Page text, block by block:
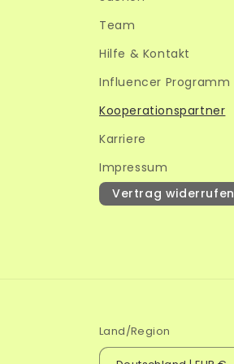
Team
Hilfe & Kontakt
Influencer Programm
Kooperationspartner
Karriere
Impressum
Vertrag widerrufen
Land/Region